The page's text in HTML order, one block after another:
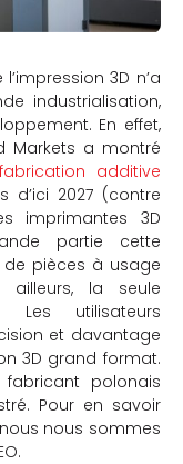
3D n’a
industrialisation,
En effet,
Markets a montré
fabrication additive
d’ici 2027 (contre
imprimantes 3D
partie cette
pièces à usage
ailleurs, la seule
Les utilisateurs
et davantage
3D grand format.
polonais
Pour en savoir
nous sommes